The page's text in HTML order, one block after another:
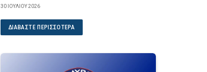
30 ΙΟΥΛΊΟΥ 2026
ΔΙΑΒΆΣΤΕ ΠΕΡΙΣΣΌΤΕΡΑ